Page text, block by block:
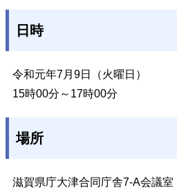
日時
令和元年7月9日（火曜日）
15時00分～17時00分
場所
滋賀県庁大津合同庁舎7-A会議室